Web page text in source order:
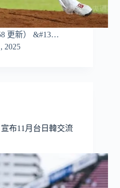
更新） &#13…
2025
布11月台日韓交流